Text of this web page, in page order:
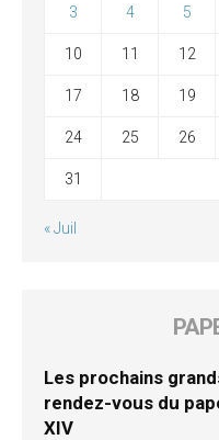
3 4 5
10 11 12
17 18 19
24 25 26
31
« Juil
Les prochains
rendez-vous du
XIV